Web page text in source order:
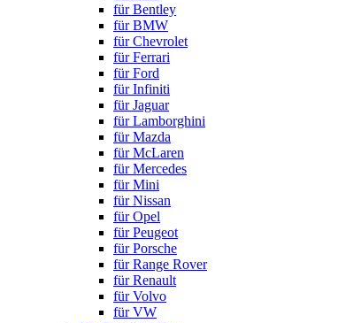
für Bentley
für BMW
für Chevrolet
für Ferrari
für Ford
für Infiniti
für Jaguar
für Lamborghini
für Mazda
für McLaren
für Mercedes
für Mini
für Nissan
für Opel
für Peugeot
für Porsche
für Range Rover
für Renault
für Volvo
für VW